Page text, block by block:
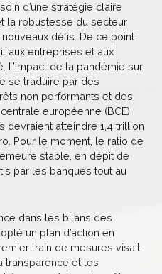
d’une stratégie claire
la robustesse du secteur
défis. De ce point
aux entreprises et aux
L’impact de la pandémie sur
se traduire par des
non performants et des
européenne (BCE)
devraient atteindre 1,4 trillion
Pour le moment, le ratio de
stable, en dépit de
par les banques tout au
dans les bilans des
un plan d’action en
train de mesures visait
transparence et les